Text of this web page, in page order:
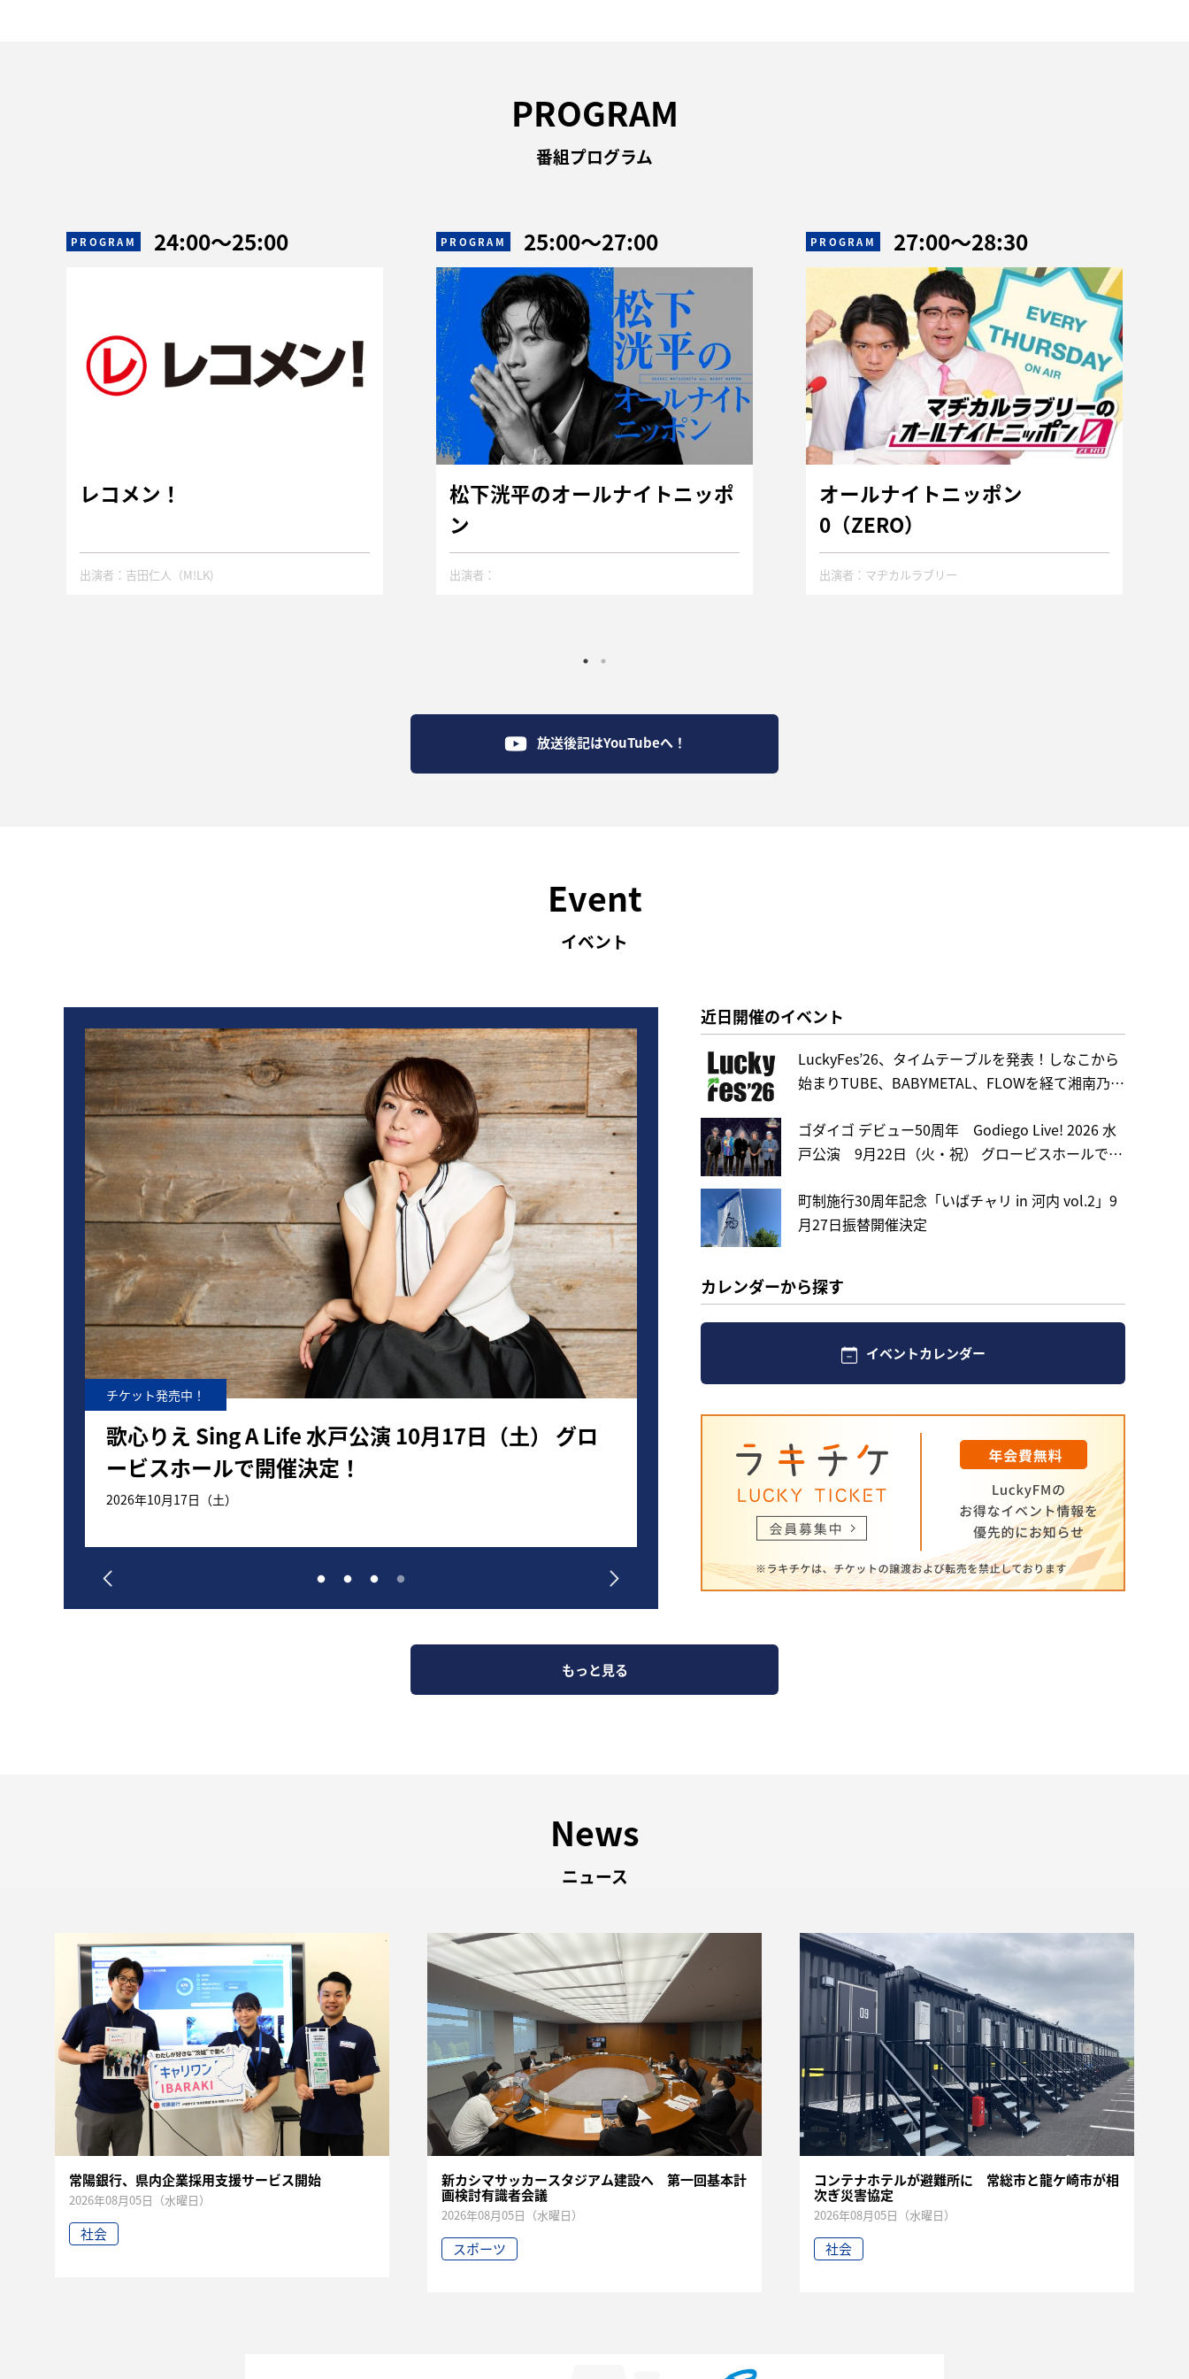
PROGRAM
番組プログラム
PROGRAM 24:00〜25:00
レコメン！
出演者：吉田仁人（M!LK)
PROGRAM 25:00〜27:00
松下洸平のオールナイトニッポ
ン
出演者：
PROGRAM 27:00〜28:30
オールナイトニッポン
0（ZERO）
出演者：マヂカルラブリー
放送後記はYouTubeへ！
Event
イベント
LuckyFes’26、タイムテーブルを発表！しなこから
始まりTUBE、BABYMETAL、FLOWを経て湘南乃風
でフィナーレ！日本初夏フェス4日連続開催で150組
8月8日（土）、9日（日）、10日（月）、11日（火祝）
チケット一般発売中！
町制施行30周年記念「いばチャリ in 河内 vol.2」9月
27日振替開催決定
9月27日（日）
近日開催のイベント
LuckyFes’26、タイムテーブルを発表！しなこから
始まりTUBE、BABYMETAL、FLOWを経て湘南乃風
組超出演へ。一般販売も開始！
ゴダイゴ デビュー50周年 Godiego Live! 2026 水
戸公演 9月22日（火・祝） グロービスホールで開
町制施行30周年記念「いばチャリ in 河内 vol.2」9
月27日振替開催決定
カレンダーから探す
イベントカレンダー
もっと見る
News
ニュース
常陽銀行、県内企業採用支援サービス開始
2026年08月05日（水曜日）
社会
新カシマサッカースタジアム建設へ 第一回基本計
画検討有識者会議
2026年08月05日（水曜日）
スポーツ
コンテナホテルが避難所に 常総市と龍ケ崎市が相
次ぎ災害協定
2026年08月05日（水曜日）
社会